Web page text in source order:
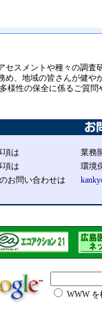
セスメントや種々の調査
め、地域の皆さんが健や
様性の保全に係るご質
項は
業務
項は
環境
お問い合わせは
WWW を